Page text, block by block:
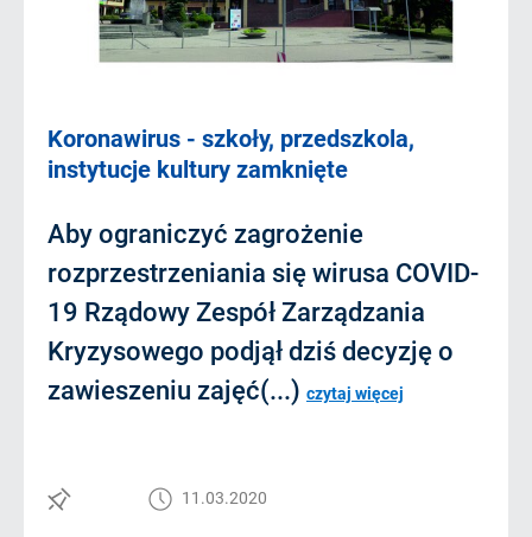
Koronawirus - szkoły, przedszkola,
instytucje kultury zamknięte
Aby ograniczyć zagrożenie
rozprzestrzeniania się wirusa COVID-
19 Rządowy Zespół Zarządzania
Kryzysowego podjął dziś decyzję o
zawieszeniu zajęć(...) czytaj więcej
11.03.2020